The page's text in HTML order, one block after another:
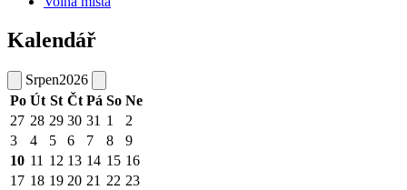
Kalendář
Srpen2026
Po Út St Čt Pá So Ne
27 28 29 30 31 1
2
3
4 5 6 7 8
9
10 11 12 13 14 15 16
17 18 19 20 21 22 23